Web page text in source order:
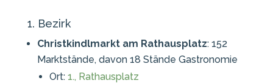
1. Bezirk
Christkindlmarkt am Rathausplatz: 152
Marktstände, davon 18 Stände Gastronomie
Ort: 1., Rathausplatz